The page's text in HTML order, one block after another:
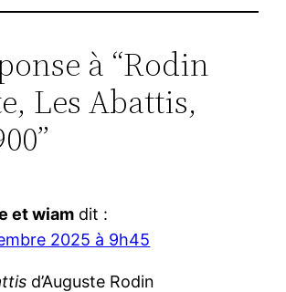
à “Rodin
Les Abattis,
et wiam dit :
2025 à 9h45
d’Auguste Rodin